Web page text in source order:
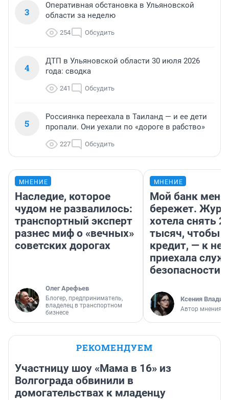
3
Оперативная обстановка в Ульяновской
области за неделю
254 Обсудить
4
ДТП в Ульяновской области 30 июля 2026
года: сводка
241 Обсудить
5
Россиянка переехала в Таиланд — и ее дети
пропали. Они уехали по «дороге в рабство»
227 Обсудить
МНЕНИЕ
Наследие, которое
чудом не развалилось:
транспортный эксперт
разнес миф о «вечных»
советских дорогах
Олег Арефьев
Блогер, предприниматель,
владелец в транспортном
бизнесе
МНЕНИЕ
Мой банк меня
бережет.
хотела снять
тысяч, чтобы
кредит, — к
приехала
безопасности
Ксения
Автор мнения
РЕКОМЕНДУЕМ
Участницу шоу «Мама в 16» из
Волгограда обвинили в
домогательствах к младенцу